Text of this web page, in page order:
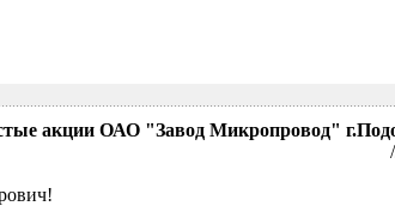
акции ОАО "Завод Микропровод"